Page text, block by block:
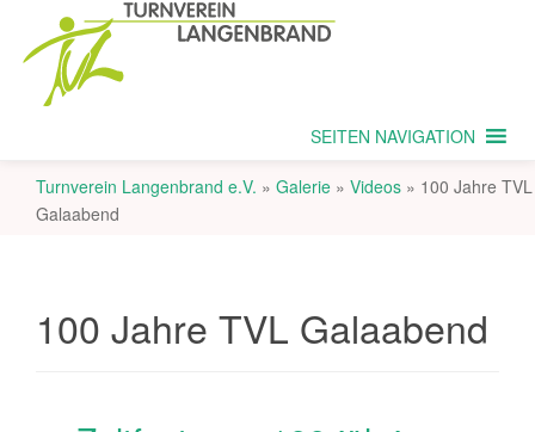
SEITEN NAVIGATION
Turnverein Langenbrand e.V. » Galerie » Videos » 100 Jahre TVL
Galaabend
100 Jahre TVL Galaabend